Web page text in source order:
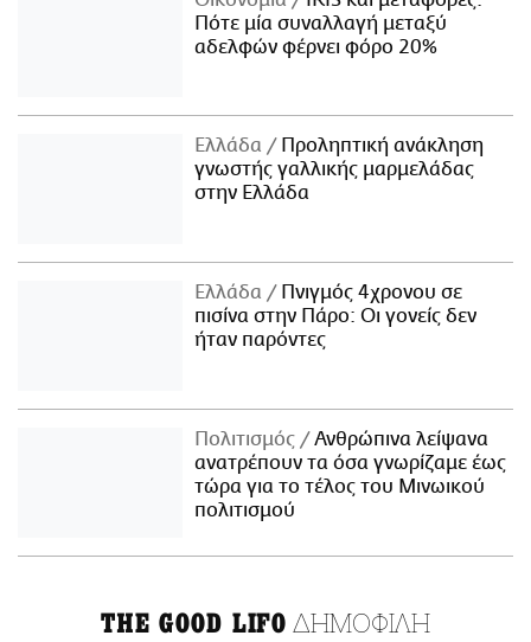
Πότε μία συναλλαγή μεταξύ
αδελφών φέρνει φόρο 20%
Ελλάδα
Προληπτική ανάκληση
γνωστής γαλλικής μαρμελάδας
στην Ελλάδα
Ελλάδα
Πνιγμός 4χρονου σε
πισίνα στην Πάρο: Οι γονείς δεν
ήταν παρόντες
Πολιτισμός
Ανθρώπινα λείψανα
ανατρέπουν τα όσα γνωρίζαμε έως
τώρα για το τέλος του Μινωικού
πολιτισμού
THE GOOD LIFO ΔΗΜΟΦΙΛΗ